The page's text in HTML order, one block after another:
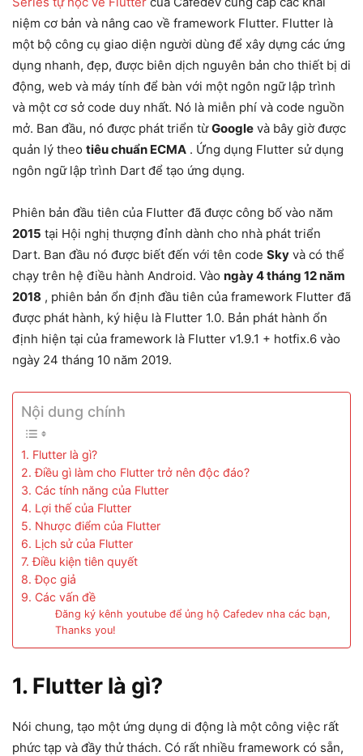
niệm cơ bản và nâng cao về framework Flutter. Flutter là
một bộ công cụ giao diện người dùng để xây dựng các ứng
dụng nhanh, đẹp, được biên dịch nguyên bản cho thiết bị di
động, web và máy tính để bàn với một ngôn ngữ lập trình
và một cơ sở code duy nhất. Nó là miễn phí và code nguồn
mở. Ban đầu, nó được phát triển từGoogle và bây giờ được
quản lý theo tiêu chuẩn ECMA . Ứng dụng Flutter sử dụng
ngôn ngữ lập trình Dart để tạo ứng dụng.
Phiên bản đầu tiên của Flutter đã được công bố vào năm
2015 tại Hội nghị thượng đỉnh dành cho nhà phát triển
Dart. Ban đầu nó được biết đến với tên code Sky và có thể
chạy trên hệ điều hành Android. Vào ngày 4 tháng 12 năm
2018 , phiên bản ổn định đầu tiên của framework Flutter đã
được phát hành, ký hiệu là Flutter 1.0. Bản phát hành ổn
định hiện tại của framework là Flutter v1.9.1 + hotfix.6 vào
ngày 24 tháng 10 năm 2019.
Nội dung chính
1. Flutter là gì?
2. Điều gì làm cho Flutter trở nên độc đáo?
3. Các tính năng của Flutter
4. Lợi thế của Flutter
5. Nhược điểm của Flutter
6. Lịch sử của Flutter
7. Điều kiện tiên quyết
8. Đọc giả
9. Các vấn đề
Đăng ký kênh youtube để ủng hộ Cafedev nha các bạn,
Thanks you!
1. Flutter là gì?
Nói chung, tạo một ứng dụng di động là một công việc rất
phức tạp và đầy thử thách. Có rất nhiều framework có sẵn,